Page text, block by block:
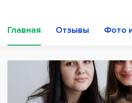
Главная Отзывы Фото